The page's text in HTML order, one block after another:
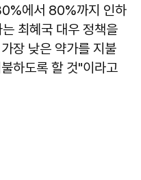
에서 80%까지 인하
최혜국 대우 정책을
장 낮은 약가를 지불
하도록 할 것"이라고